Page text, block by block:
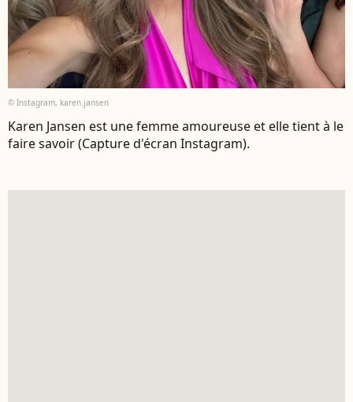
© Instagram, karen.jansen
Karen Jansen est une femme amoureuse et elle tient à le
faire savoir (Capture d'écran Instagram).